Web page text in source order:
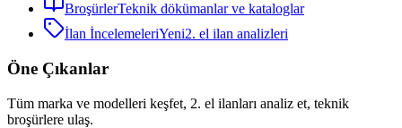
BroşürlerTeknik dökümanlar ve kataloglar
İlan İncelemeleriYeni2. el ilan analizleri
Öne Çıkanlar
Tüm marka ve modelleri keşfet, 2. el ilanları analiz et, teknik
broşürlere ulaş.